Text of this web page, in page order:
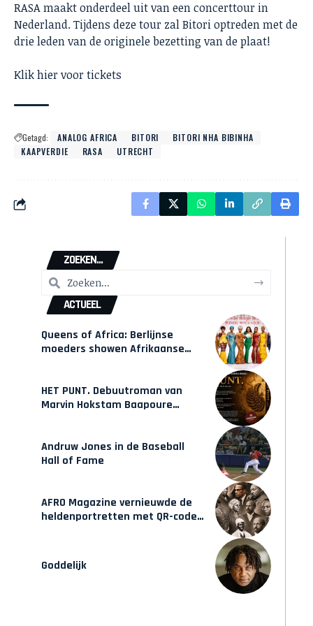
RASA maakt onderdeel uit van een concerttour in
Nederland. Tijdens deze tour zal Bitori optreden met de
drie leden van de originele bezetting van de plaat!
Klikhiervoor tickets
Getagd: ANALOG AFRICA BITORI
BITORI NHA BIBINHA
KAAPVERDIE
RASA UTRECHT
ZOEKEN...
ACTUEEL
Queens of Africa: Berlijnse
moeders showen Afrikaanse
HET PUNT. Debuutroman van
Marvin Hokstam Baapoure
Andruw Jones in de Baseball
Hall of Fame
AFRO Magazine vernieuwde de
heldenportretten met QR-codes
Goddelijk